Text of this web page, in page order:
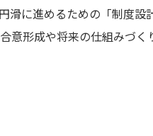
に進めるための「制度設
意形成や将来の仕組みづく